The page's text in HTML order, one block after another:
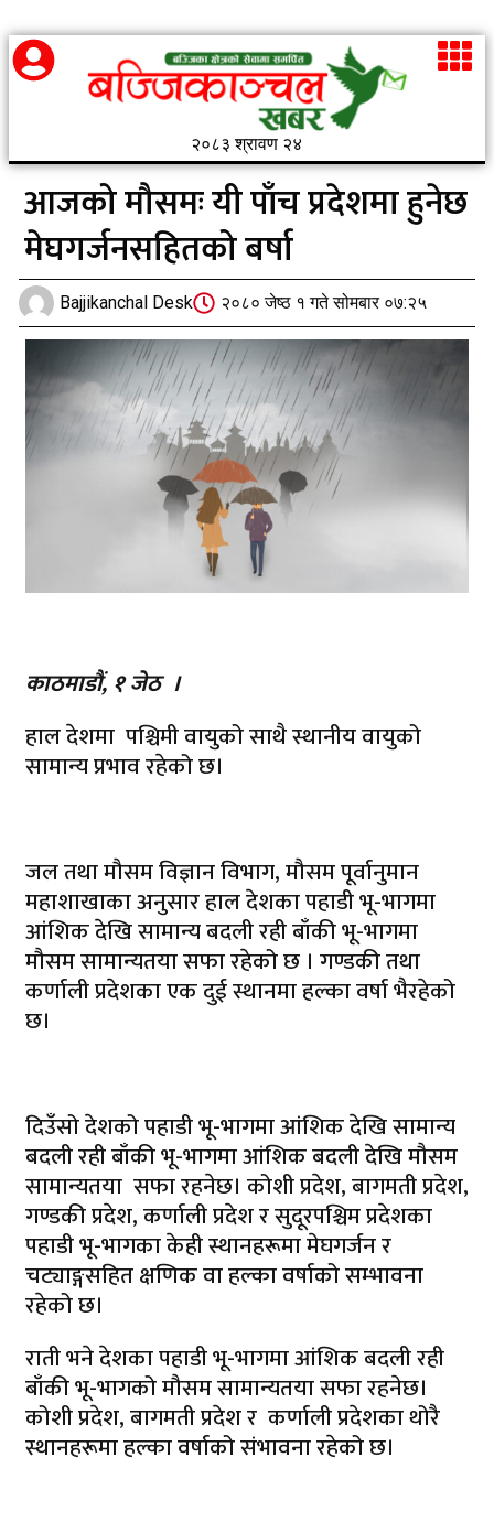
२०८३ श्रावण २४
आजको मौसमः यी पाँच प्रदेशमा हुनेछ
मेघगर्जनसहितको बर्षा
Bajjikanchal Desk २०८० जेष्ठ १ गते सोमबार ०७:२५
काठमाडौं, १ जेठ ।
हाल देशमा पश्चिमी वायुको साथै स्थानीय वायुको
सामान्य प्रभाव रहेको छ।
जल तथा मौसम विज्ञान विभाग, मौसम पूर्वानुमान
महाशाखाका अनुसार हाल देशका पहाडी भू-भागमा
आंशिक देखि सामान्य बदली रही बाँकी भू-भागमा
मौसम सामान्यतया सफा रहेको छ । गण्डकी तथा
कर्णाली प्रदेशका एक दुई स्थानमा हल्का वर्षा भैरहेको
छ।
दिउँसो देशको पहाडी भू-भागमा आंशिक देखि सामान्य
बदली रही बाँकी भू-भागमा आंशिक बदली देखि मौसम
सामान्यतया सफा रहनेछ। कोशी प्रदेश, बागमती प्रदेश,
गण्डकी प्रदेश, कर्णाली प्रदेश र सुदूरपश्चिम प्रदेशका
पहाडी भू-भागका केही स्थानहरूमा मेघगर्जन र
चट्याङ्गसहित क्षणिक वा हल्का वर्षाको सम्भावना
रहेको छ।
राती भने देशका पहाडी भू-भागमा आंशिक बदली रही
बाँकी भू-भागको मौसम सामान्यतया सफा रहनेछ।
कोशी प्रदेश, बागमती प्रदेश र कर्णाली प्रदेशका थोरै
स्थानहरूमा हल्का वर्षाको संभावना रहेको छ।